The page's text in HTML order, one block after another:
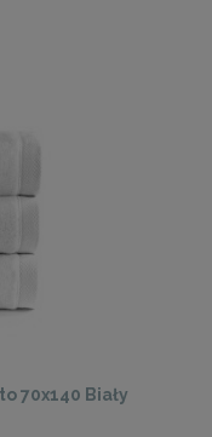
70x140 Biały